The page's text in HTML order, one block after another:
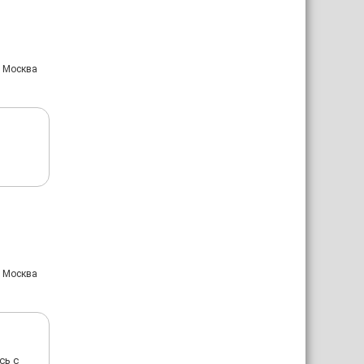
Москва
Москва
с